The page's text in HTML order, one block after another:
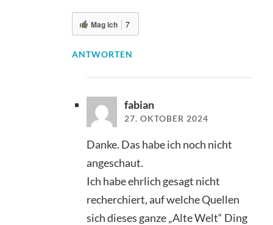
Mag ich 7
ANTWORTEN
fabian
27. OKTOBER 2024
Danke. Das habe ich noch nicht
angeschaut.
Ich habe ehrlich gesagt nicht
recherchiert, auf welche Quellen
sich dieses ganze „Alte Welt“ Ding